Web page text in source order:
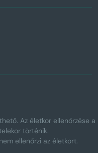
Az életkor ellenőrzése a
történik.
ellenőrzi az életkort.